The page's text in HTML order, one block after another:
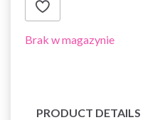
Brak w magazynie
PRODUCT DETAILS